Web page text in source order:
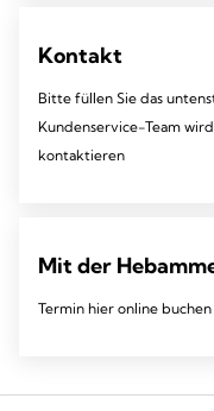
Kontakt
Bitte füllen Sie das
Kundenservice-Team
kontaktieren
Mit der
Termin hier online buchen